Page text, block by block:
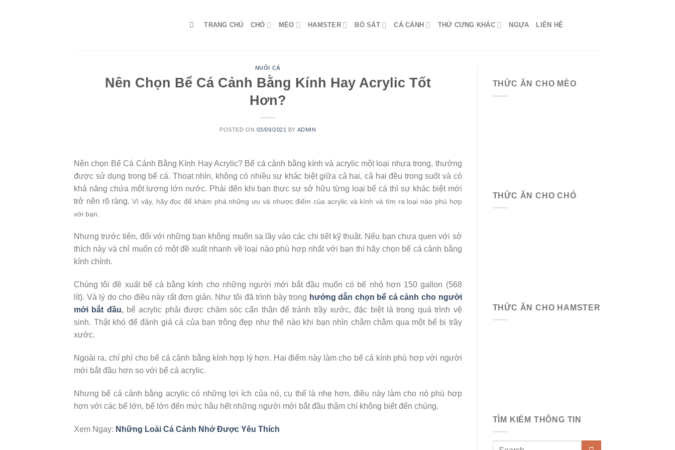
TRANG CHỦ CHÓ MÈO HAMSTER BÒ SÁT CÁ CẢNH THỨ CƯNG KHÁC NGỰA LIÊN HỆ
NUÔI CÁ
Nên Chọn Bể Cá Cảnh Bằng Kính Hay Acrylic Tốt
Hơn?
POSTED ON 03/09/2021 BY ADMIN
Nên chọn Bể Cá Cảnh Bằng Kính Hay Acrylic? Bể cá cảnh bằng kính và acrylic một loại nhựa trong, thường
được sử dụng trong bể cá. Thoạt nhìn, không có nhiều sự khác biệt giữa cả hai, cả hai đều trong suốt và có
khả năng chứa một lượng lớn nước. Phải đến khi bạn thực sự sở hữu từng loại bể cá thì sự khác biệt mới
trở nên rõ ràng. Vì vậy, hãy đọc để khám phá những ưu và nhược điểm của acrylic và kính và tìm ra loại nào phù hợp
với bạn.
Nhưng trước tiên, đối với những bạn không muốn sa lầy vào các chi tiết kỹ thuật. Nếu bạn chưa quen với sở
thích này và chỉ muốn có một đề xuất nhanh về loại nào phù hợp nhất với bạn thì hãy chọn bể cá cảnh bằng
kính chính.
Chúng tôi đề xuất bể cá bằng kính cho những người mới bắt đầu muốn có bể nhỏ hơn 150 gallon (568
lít). Và lý do cho điều này rất đơn giản. Như tôi đã trình bày trong hướng dẫn chọn bể cá cảnh cho người
mới bắt đầu,bể acrylic phải được chăm sóc cẩn thận để tránh trầy xước, đặc biệt là trong quá trình vệ
sinh. Thật khó để đánh giá cá của bạn trông đẹp như thế nào khi bạn nhìn chằm chằm qua một bể bị trầy
xước.
Ngoài ra, chí phí cho bể cá cảnh bằng kính hợp lý hơn. Hai điểm này làm cho bể cá kính phù hợp với người
mới bắt đầu hơn so với bể cá acrylic.
Nhưng bể cá cảnh bằng acrylic có những lợi ích của nó, cụ thể là nhẹ hơn, điều này làm cho nó phù hợp
hơn với các bể lớn, bể lớn đến mức hầu hết những người mới bắt đầu thậm chí không biết đến chúng.
Xem Ngay: Những Loài Cá Cảnh Nhở Được Yêu Thích
THỨC ĂN CHO MÈO
THỨC ĂN CHO CHÓ
THỨC ĂN CHO HAMSTER
TÌM KIẾM THÔNG TIN